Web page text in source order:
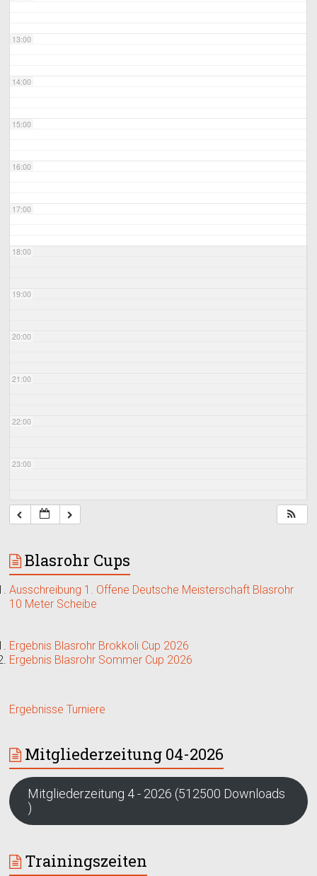
13:00
14:00
15:00
16:00
17:00
18:00
19:00
20:00
21:00
22:00
23:00
Blasrohr Cups
Ausschreibung 1. Offene Deutsche Meisterschaft Blasrohr
10 Meter Scheibe
Ergebnis Blasrohr Brokkoli Cup 2026
Ergebnis Blasrohr Sommer Cup 2026
Ergebnisse Turniere
Mitgliederzeitung 04-2026
Mitgliederzeitung 4 - 2026 (512500 Downloads
)
Trainingszeiten